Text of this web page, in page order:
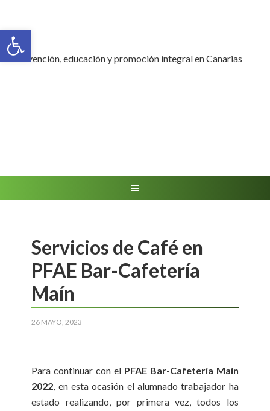
Abrir barra de herramientas
Prevención, educación y promoción integral en Canarias
Servicios de Café en
PFAE Bar-Cafetería
Maín
26 MAYO, 2023
Para continuar con el PFAE Bar-Cafetería Maín
2022, en esta ocasión el alumnado trabajador ha
estado realizando, por primera vez, todos los